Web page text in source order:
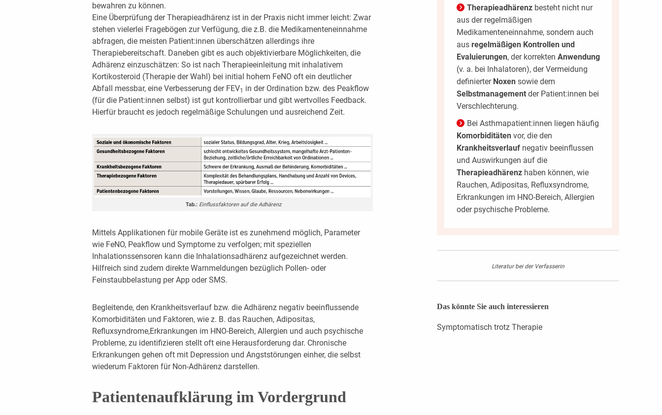
bewahren zu können.
Eine Überprüfung der Therapieadhärenz ist in der Praxis nicht immer leicht: Zwar
stehen vielerlei Fragebögen zur Verfügung, die z.B. die Medikamenteneinnahme
abfragen, die meisten Patient:innen überschätzen allerdings ihre
Therapiebereitschaft. Daneben gibt es auch objektivierbare Möglichkeiten, die
Adhärenz einzuschätzen: So ist nach Therapieeinleitung mit inhalativem
Kortikosteroid (Therapie der Wahl) bei initial hohem FeNO oft ein deutlicher
Abfall messbar, eine Verbesserung der FEV1 in der Ordination bzw. des Peakflow
(für die Patient:innen selbst) ist gut kontrollierbar und gibt wertvolles Feedback.
Hierfür braucht es jedoch regelmäßige Schulungen und ausreichend Zeit.
Tab.: Einflussfaktoren auf die Adhärenz
Mittels Applikationen für mobile Geräte ist es zunehmend möglich, Parameter
wie FeNO, Peakflow und Symptome zu verfolgen; mit speziellen
Inhalationssensoren kann die Inhalationsadhärenz aufgezeichnet werden.
Hilfreich sind zudem direkte Warnmeldungen bezüglich Pollen- oder
Feinstaubbelastung per App oder SMS.
Begleitende, den Krankheitsverlauf bzw. die Adhärenz negativ beeinflussende
Komorbiditäten und Faktoren, wie z. B. das Rauchen, Adipositas,
Refluxsyndrome,Erkrankungen im HNO-Bereich, Allergien und auch psychische
Probleme, zu identifizieren stellt oft eine Herausforderung dar. Chronische
Erkrankungen gehen oft mit Depression und Angststörungen einher, die selbst
wiederum Faktoren für Non-Adhärenz darstellen.
Patientenaufklärung im Vordergrund
Therapieadhärenzbesteht nicht nur
aus der regelmäßigen
Medikamenteneinnahme, sondern auch
aus regelmäßigen Kontrollen und
Evaluierungen, der korrekten Anwendung
(v. a. bei Inhalatoren), der Vermeidung
definierter Noxensowie dem
Selbstmanagementder Patient:innen bei
Verschlechterung.
Bei Asthmapatient:innen liegen häufig
Komorbiditätenvor, die den
Krankheitsverlaufnegativ beeinflussen
und Auswirkungen auf die
Therapieadhärenzhaben können, wie
Rauchen, Adipositas, Refluxsyndrome,
Erkrankungen im HNO-Bereich, Allergien
oder psychische Probleme.
Literatur bei der Verfasserin
Das könnte Sie auch interessieren
Symptomatisch trotz Therapie